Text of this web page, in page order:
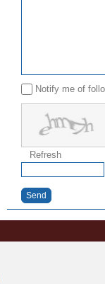
Notify me of
Refresh
Send